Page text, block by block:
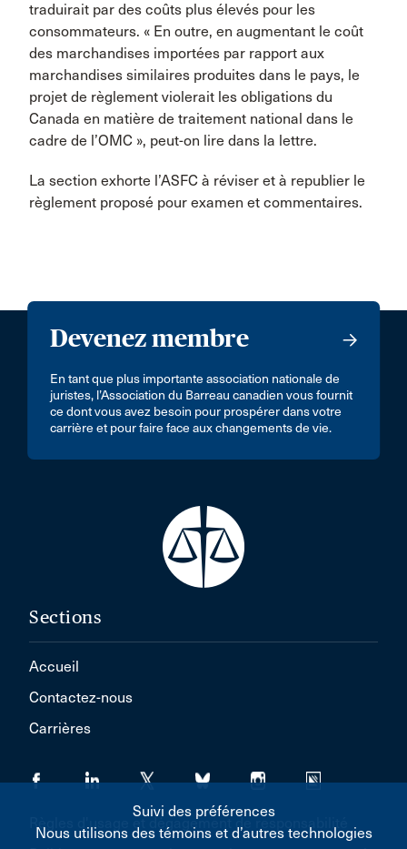
traduirait par des coûts plus élevés pour les
consommateurs. « En outre, en augmentant le coût
des marchandises importées par rapport aux
marchandises similaires produites dans le pays, le
projet de règlement violerait les obligations du
Canada en matière de traitement national dans le
cadre de l’OMC », peut-on lire dans la lettre.
La section exhorte l’ASFC à réviser et à republier le
règlement proposé pour examen et commentaires.
Devenez membre
En tant que plus importante association nationale de
juristes, l’Association du Barreau canadien vous fournit
ce dont vous avez besoin pour prospérer dans votre
carrière et pour faire face aux changements de vie.
Sections
Accueil
Contactez-nous
Carrières
Règles d'usage et dégagement de responsabilité
Suivi des préférences
Nous utilisons des témoins et d’autres technologies